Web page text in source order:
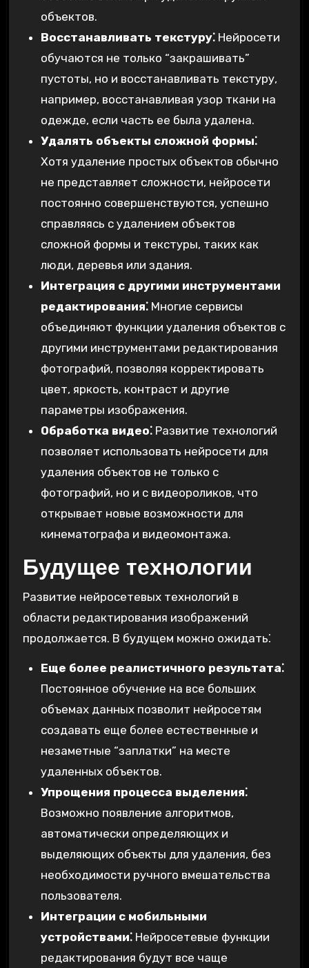
объектов.
Восстанавливать текстуру⁚Нейросети
обучаются не только “закрашивать”
пустоты, но и восстанавливать текстуру,
например, восстанавливая узор ткани на
одежде, если часть ее была удалена.
Удалять объекты сложной формы⁚
Хотя удаление простых объектов обычно
не представляет сложности, нейросети
постоянно совершенствуются, успешно
справляясь с удалением объектов
сложной формы и текстуры, таких как
люди, деревья или здания.
Интеграция с другими инструментами
редактирования⁚Многие сервисы
объединяют функции удаления объектов с
другими инструментами редактирования
фотографий, позволяя корректировать
цвет, яркость, контраст и другие
параметры изображения.
Обработка видео⁚Развитие технологий
позволяет использовать нейросети для
удаления объектов не только с
фотографий, но и с видеороликов, что
открывает новые возможности для
кинематографа и видеомонтажа.
Будущее технологии
Развитие нейросетевых технологий в
области редактирования изображений
продолжается. В будущем можно ожидать⁚
Еще более реалистичного результата⁚
Постоянное обучение на все больших
объемах данных позволит нейросетям
создавать еще более естественные и
незаметные “заплатки” на месте
удаленных объектов.
Упрощения процесса выделения⁚
Возможно появление алгоритмов,
автоматически определяющих и
выделяющих объекты для удаления, без
необходимости ручного вмешательства
пользователя.
Интеграции с мобильными
устройствами⁚Нейросетевые функции
редактирования будут все чаще